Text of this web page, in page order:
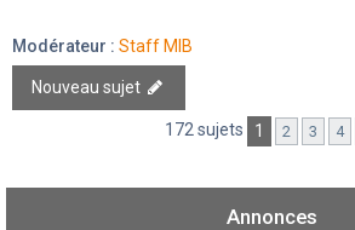
Modérateur : Staff MIB
Nouveau sujet
172 sujets 1 2 3 4
Annonces